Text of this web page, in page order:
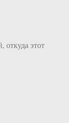
откуда этот